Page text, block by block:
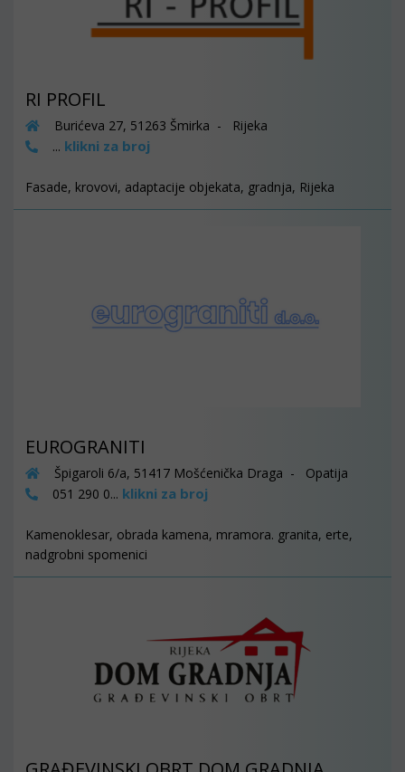
RI PROFIL
Burićeva 27, 51263 Šmirka - Rijeka
... klikni za broj
Fasade, krovovi, adaptacije objekata, gradnja, Rijeka
EUROGRANITI
Špigaroli 6/a, 51417 Mošćenička Draga - Opatija
051 290 0... klikni za broj
Kamenoklesar, obrada kamena, mramora. granita, erte,
nadgrobni spomenici